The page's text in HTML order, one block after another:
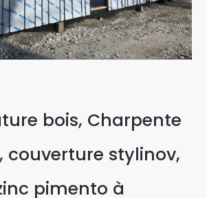
bois, Charpente
couverture stylinov,
pimento à